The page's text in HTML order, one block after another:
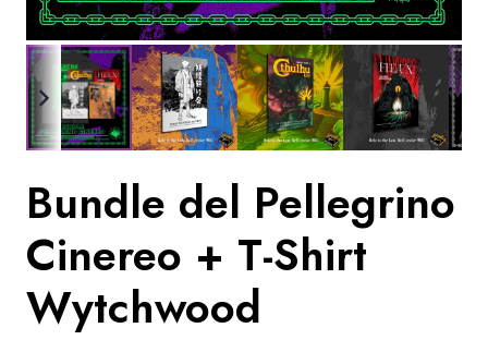
Bundle del Pellegrino
Cinereo + T-Shirt
Wytchwood